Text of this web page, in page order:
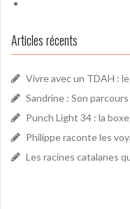
Articles récents
Vivre avec un TDAH :
Sandrine : Son
Punch Light 34 : la
Philippe raconte les
Les racines catalanes